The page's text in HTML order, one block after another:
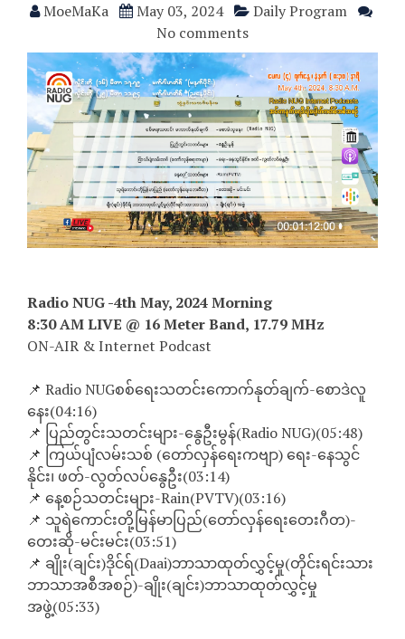
MoeMaKa May 03, 2024
Daily Program
No comments
Radio NUG -4th May, 2024 Morning
8:30 AM LIVE @ 16 Meter Band, 17.79 MHz
ON-AIR & Internet Podcast
📌 Radio NUGစစ်ရေးသတင်းကောက်နုတ်ချက်-စောဒဲလူ
နေး(04:16)
📌 ပြည်တွင်းသတင်းများ-​နွေဦးမွန်(Radio NUG)(05:48)
📌 ကြယ်ပျံလမ်းသစ် (တော်လှန်ရေးကဗျာ) ရေး-နေသွင်
နိုင်း၊ ဖတ်-လွတ်လပ်နွေဦး(03:14)
📌 နေ့စဉ်သတင်းများ-Rain(PVTV)(03:16)
📌 သူရဲကောင်းတို့မြန်မာပြည်(တော်လှန်ရေးတေးဂီတ)-
တေးဆို-မင်းမင်း(03:51)
📌 ချိုး(ချင်း)ဒိုင်ရ်(Daai)ဘာသာထုတ်လွှင့်မှု(တိုင်းရင်းသား
ဘာသာအစီအစဉ်)-ချိုး(ချင်း)ဘာသာထုတ်လွှင့်မှု
အဖွဲ့(05:33)